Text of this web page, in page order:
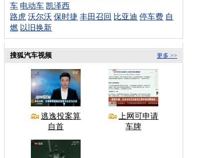
车 电动车 凯泽西
路虎 沃尔沃 保时捷 丰田召回 比亚迪 停车费 自
燃 以旧换新
更多 >>
搜狐汽车视频
逃逸投案算
自首
上网可申请
车牌